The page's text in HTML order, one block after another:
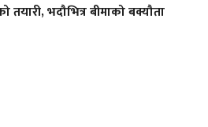
तयारी, भदौभित्र बीमाको बक्यौता